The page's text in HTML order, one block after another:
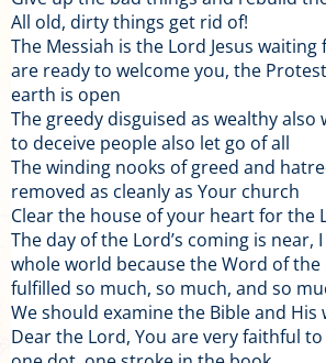
All old, dirty things get rid of!
The Messiah is the Lord Jesus
are ready to welcome you, the
earth is open
The greedy disguised as wealthy
to deceive people also let go of all
The winding nooks of greed and
removed as cleanly as Your church
Clear the house of your heart for the
The day of the Lord’s coming is
whole world because the Word of the
fulfilled so much, so much, and so
We should examine the Bible and His
Dear the Lord, You are very faithful